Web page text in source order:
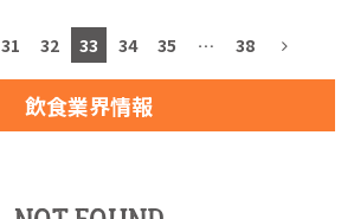
テキーラマップ
メキシコ旅行
31 32 33 34 35 … 38
飲食業界情報